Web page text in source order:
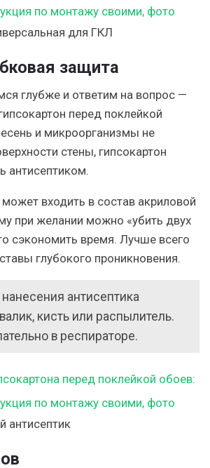
для ГКЛ
защита
глубже и ответим на вопрос —
перед поклейкой
и микроорганизмы не
стены, гипсокартон
антисептиком.
может входить в состав акриловой
при желании можно «убить двух
сэкономить время. Лучше всего
глубокого проникновения.
антисептика
кисть или распылитель.
в респираторе.
антисептик